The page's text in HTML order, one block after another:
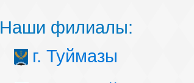
Наши филиалы:
г. Туймазы